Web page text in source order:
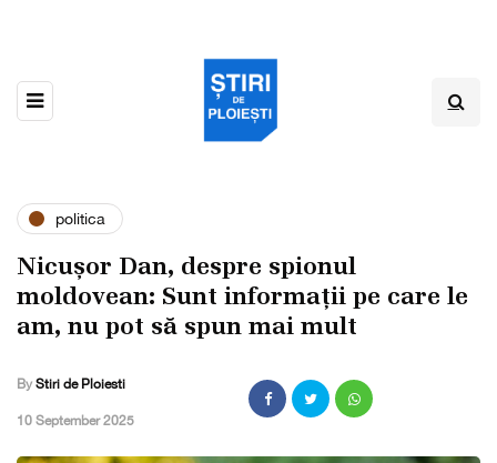
politica
Nicușor Dan, despre spionul
moldovean: Sunt informații pe care le
am, nu pot să spun mai mult
By Stiri de Ploiesti
,10 September 2025